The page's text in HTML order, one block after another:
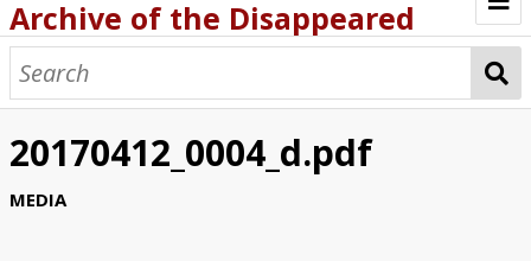
Archive of the Disappeared
Browse Items
Browse Collections
About
20170412_0004_d.pdf
MEDIA